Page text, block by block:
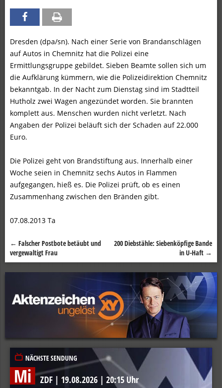
Dresden (dpa/sn). Nach einer Serie von Brandanschlägen
auf Autos in Chemnitz hat die Polizei eine
Ermittlungsgruppe gebildet. Sieben Beamte sollen sich um
die Aufklärung kümmern, wie die Polizeidirektion Chemnitz
bekanntgab. In der Nacht zum Dienstag sind im Stadtteil
Hutholz zwei Wagen angezündet worden. Sie brannten
komplett aus. Menschen wurden nicht verletzt. Nach
Angaben der Polizei beläuft sich der Schaden auf 22.000
Euro.
Die Polizei geht von Brandstiftung aus. Innerhalb einer
Woche seien in Chemnitz sechs Autos in Flammen
aufgegangen, hieß es. Die Polizei prüft, ob es einen
Zusammenhang zwischen den Bränden gibt.
07.08.2013 Ta
Beitragsnavigation
← Falscher Postbote betäubt und
vergewaltigt Frau
200 Diebstähle: Siebenköpfige Bande
in U-Haft →
NÄCHSTE SENDUNG
Mi ZDF | 19.08.2026 | 20:15 Uhr